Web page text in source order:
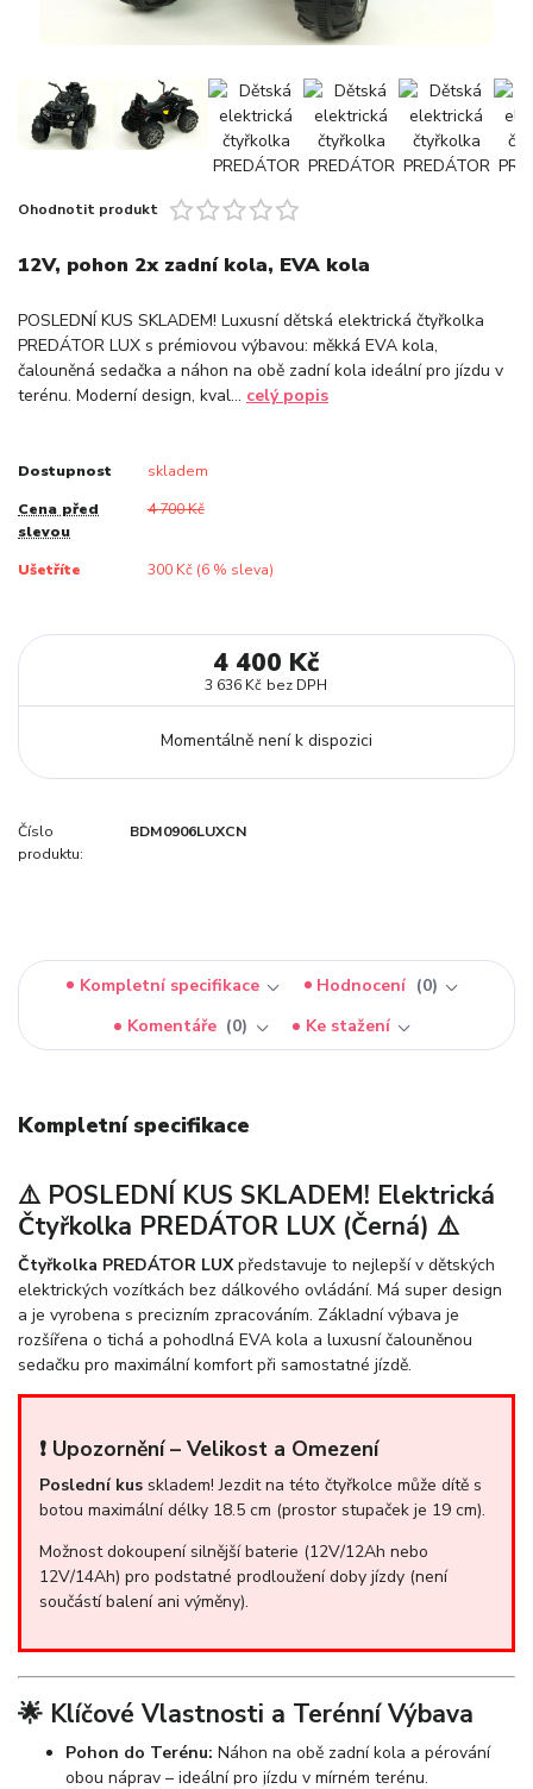
Ohodnotit produkt
12V, pohon 2x zadní kola, EVA kola
POSLEDNÍ KUS SKLADEM! Luxusní dětská elektrická čtyřkolka
PREDÁTOR LUX s prémiovou výbavou: měkká EVA kola,
čalouněná sedačka a náhon na obě zadní kola ideální pro jízdu v
terénu. Moderní design, kval... celý popis
Dostupnost skladem
Cena před
slevou
4 700 Kč
Ušetříte 300 Kč (6% sleva)
4 400 Kč
3 636 Kč bez DPH
Momentálně není k dispozici
Číslo
produktu:
BDM0906LUXCN
Kompletní specifikace Hodnocení
0
Komentáře
0 Ke stažení
Kompletní specifikace
⚠️ POSLEDNÍ KUS SKLADEM! Elektrická
Čtyřkolka PREDÁTOR LUX (Černá) ⚠️
Čtyřkolka PREDÁTOR LUXpředstavuje to nejlepší v dětských
elektrických vozítkách bez dálkového ovládání. Má super design
a je vyrobena s precizním zpracováním. Základní výbava je
rozšířena o tichá a pohodlná EVA kola a luxusní čalouněnou
sedačku pro maximální komfort při samostatné jízdě.
❗ Upozornění – Velikost a Omezení
Poslední kus skladem! Jezdit na této čtyřkolce může dítě s
botou maximální délky 18.5 cm (prostor stupaček je 19 cm).
Možnost dokoupení silnější baterie (12V/12Ah nebo
12V/14Ah) pro podstatné prodloužení doby jízdy (není
součástí balení ani výměny).
🌟 Klíčové Vlastnosti a Terénní Výbava
Pohon do Terénu: Náhon na obě zadní kola a pérování
obou náprav – ideální pro jízdu v mírném terénu.